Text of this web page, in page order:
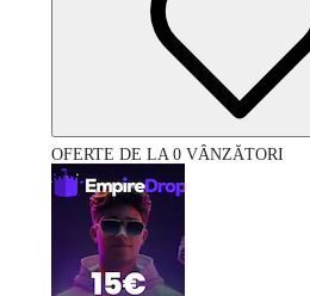
OFERTE DE LA 0 VÂNZĂTORI